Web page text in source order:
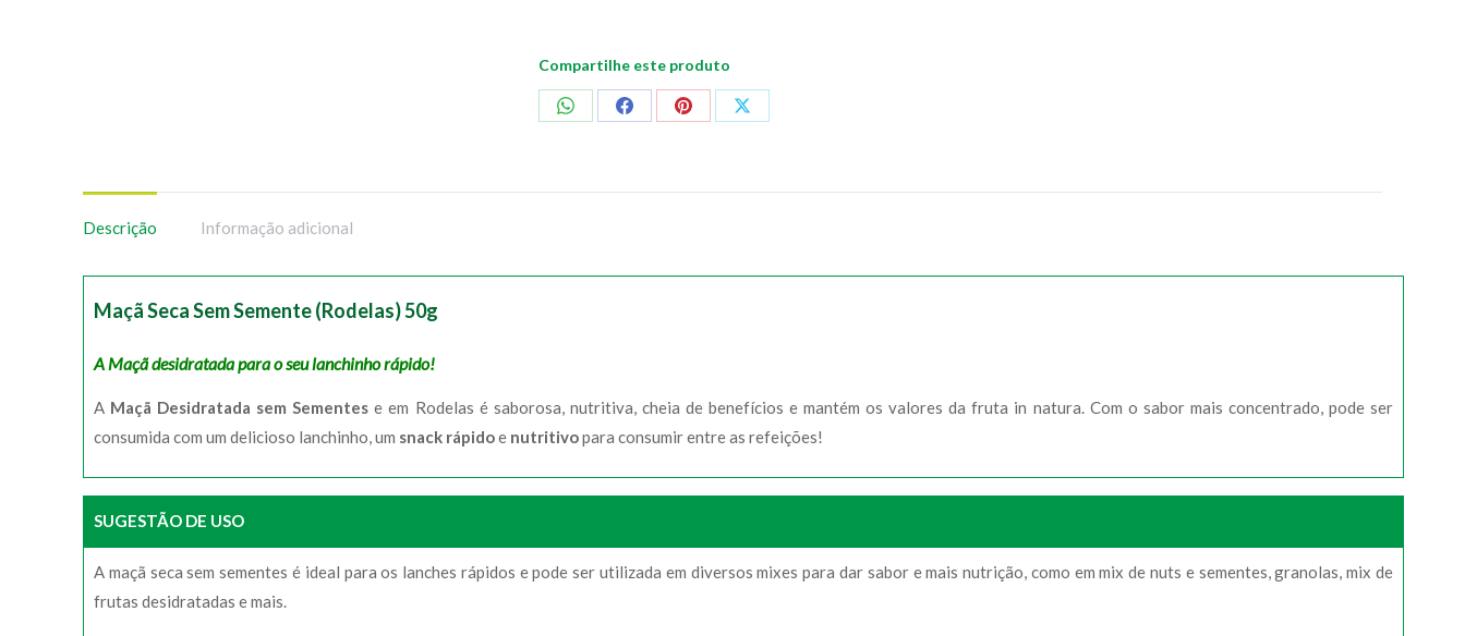
Compartilhe este produto
CompartilharCompartilharCompartilharCompartilhar
Descrição Informação adicional
Maçã Seca Sem Semente (Rodelas) 50g
A Maçã desidratada para o seu lanchinho rápido!
A Maçã Desidratada sem Sementes e em Rodelas é saborosa, nutritiva, cheia de benefícios e mantém os valores da fruta in natura. Com o sabor mais concentrado, pode ser
consumida com um delicioso lanchinho, um snack rápidoe nutritivopara consumir entre as refeições!
SUGESTÃO DE USO
A maçã seca sem sementes é ideal para os lanches rápidos e pode ser utilizada em diversos mixes para dar sabor e mais nutrição, como em mix de nuts e sementes, granolas, mix de
frutas desidratadas e mais.